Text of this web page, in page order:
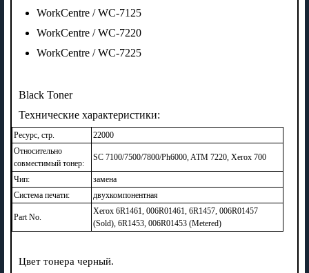
WorkCentre / WC-7125
WorkCentre / WC-7220
WorkCentre / WC-7225
Black Toner
Технические характеристики:
Ресурс, стр.
22000
Относительно
совместимый тонер:
SC 7100/7500/7800/Ph6000, ATM 7220, Xerox 700
Чип:
замена
Система печати:
двухкомпонентная
Part No.
Xerox 6R1461, 006R01461, 6R1457, 006R01457
(Sold), 6R1453, 006R01453 (Metered)
Цвет тонера черный.